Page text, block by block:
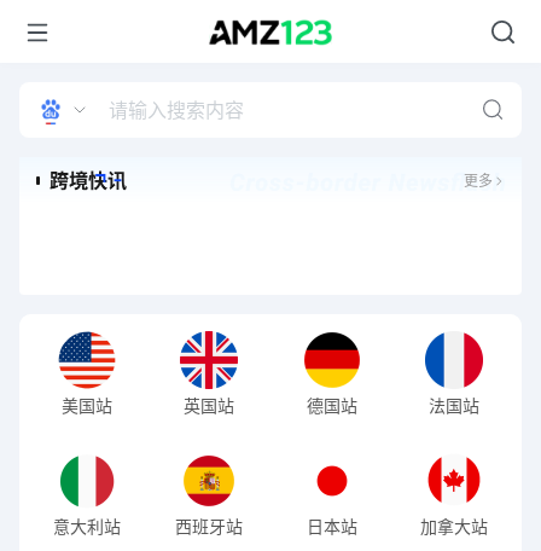
更多
美国站 英国站 德国站 法国站
意大利站 西班牙站 日本站 加拿大站